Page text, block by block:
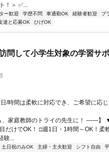
！＞ ✅...
ー歓迎 学歴不問 車通勤OK 経験者歓迎
ブ
達と応募OK ひげOK
問して小学生対象の学習サ
/時間は柔軟に対応でき、ご希望に応
家庭教師のトライの先生に！ ――】
けでOK！ □週1日・1時間～OK！柔
験...
土日祝のみOK 主婦・主夫歓迎 シフト自由